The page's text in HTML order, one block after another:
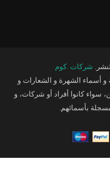
شركات .كوم
و أسماء الشهرة و الشعارات و
سواء كانوا أفراد أو شركات، و
بأسمائهم.